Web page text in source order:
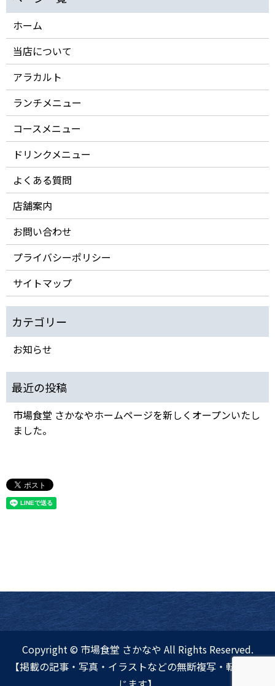
ホーム
当店について
アラカルト
ランチメニュー
コースメニュー
ドリンクメニュー
よくある質問
店舗案内
お問い合わせ
プライバシーポリシー
サイトマップ
お知らせ
市場食堂 さかなやホームページを新しくオープンいたし
ました。
Copyright © 市場食堂 さかなや All Rights Reserved.
【掲載の記事・写真・イラストなどの無断複写・転載を禁